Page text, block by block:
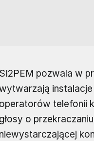
SI2PEM pozwala w
operatorów telefonii
głosy o
niewystarczającej